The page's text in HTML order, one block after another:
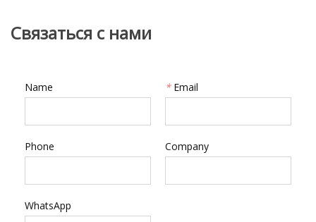
Связаться с нами
Name * Email
Phone Company
WhatsApp